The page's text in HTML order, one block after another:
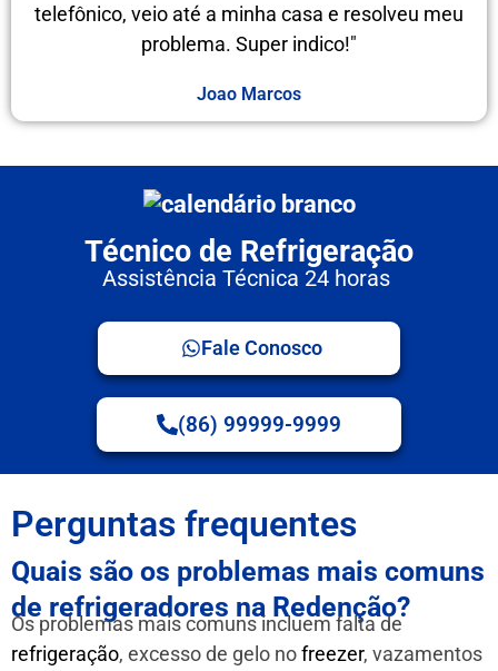
telefônico, veio até a minha casa e resolveu meu
problema. Super indico!"
Joao Marcos
Técnico de Refrigeração
Assistência Técnica 24 horas
Fale Conosco
(86) 99999-9999
Perguntas frequentes
Quais são os problemas mais comuns
de refrigeradores na Redenção?
Os problemas mais comuns incluem falta de
refrigeração, excesso de gelo nofreezer, vazamentos